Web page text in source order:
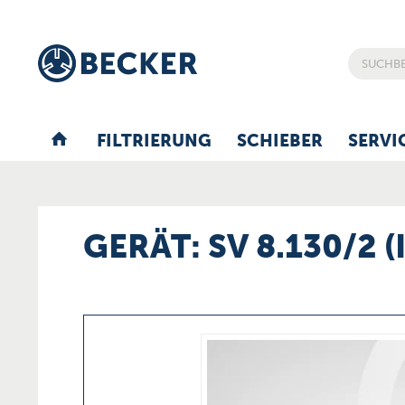
FILTRIERUNG SCHIEBER
GERÄT: SV 8.130/2